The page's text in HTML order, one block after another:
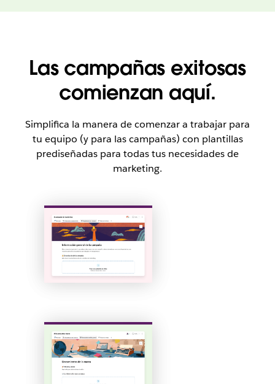
Las campañas exitosas
comienzan aquí.
Simplifica la manera de comenzar a trabajar para
tu equipo (y para las campañas) con plantillas
prediseñadas para todas tus necesidades de
marketing.